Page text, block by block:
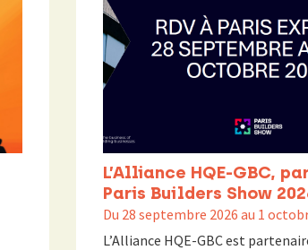
L’Alliance HQE-GBC,
Paris Builders Show
Du 28 septembre 2026 au 1
L’Alliance HQE-GBC est